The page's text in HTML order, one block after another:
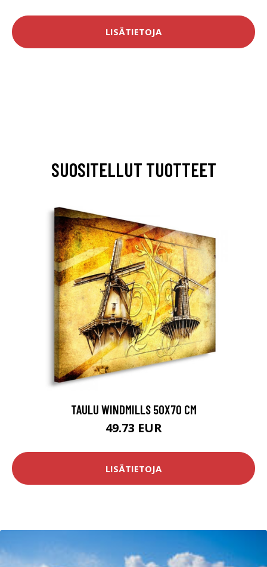
LISÄTIETOJA
SUOSITELLUT TUOTTEET
TAULU WINDMILLS 50X70 CM
49.73 EUR
LISÄTIETOJA